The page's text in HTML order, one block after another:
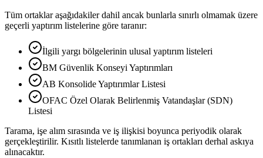
Tüm ortaklar aşağıdakiler dahil ancak bunlarla sınırlı olmamak üzere
geçerli yaptırım listelerine göre taranır:
İlgili yargı bölgelerinin ulusal yaptırım listeleri
BM Güvenlik Konseyi Yaptırımları
AB Konsolide Yaptırımlar Listesi
OFAC Özel Olarak Belirlenmiş Vatandaşlar (SDN)
Listesi
Tarama, işe alım sırasında ve iş ilişkisi boyunca periyodik olarak
gerçekleştirilir. Kısıtlı listelerde tanımlanan iş ortakları derhal askıya
alınacaktır.